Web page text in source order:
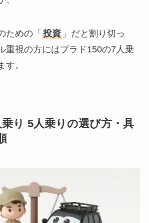
ための「 投資」だと割り切っ
重視の方にはプラド150の7人乗
す。
り 5人乗りの選び方・具